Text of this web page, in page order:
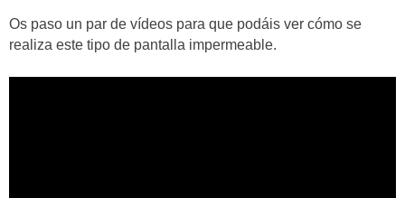
Os paso un par de vídeos para que podáis ver cómo se
realiza este tipo de pantalla impermeable.